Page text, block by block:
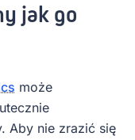
jak go
może
Aby nie zrazić się